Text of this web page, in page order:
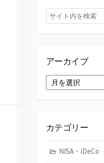
検
索
アーカイブ
ー
カテゴリー
NISA・iDeCo